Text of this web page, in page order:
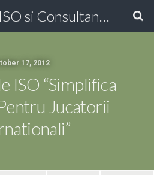
Certificare ISO si Consultanta ISO Online!
17, 2012
ISO “simplifica
Jucatorii